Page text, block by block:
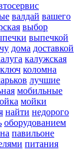
валдай вашего
выбор
выпечкой
дома доставкой
калужская
ключ коломна
лучшие
мобильные
мойки
найти недорого
оборудованием
павильоне
питания